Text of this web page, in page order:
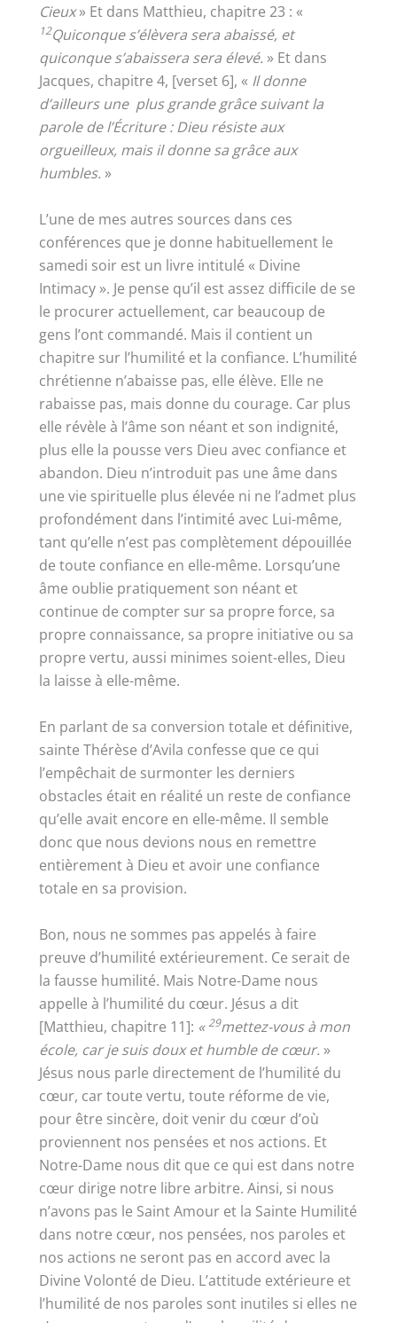
Cieux» Et dans Matthieu, chapitre 23 : «
12Quiconque s’élèvera sera abaissé, et
quiconque s’abaissera sera élevé. » Et dans
Jacques, chapitre 4, [verset 6], « Il donne
d’ailleurs une plus grande grâce suivant la
parole de l’Écriture : Dieu résiste aux
orgueilleux, mais il donne sa grâce aux
humbles. »
L’une de mes autres sources dans ces
conférences que je donne habituellement le
samedi soir est un livre intitulé « Divine
Intimacy ». Je pense qu’il est assez difficile de se
le procurer actuellement, car beaucoup de
gens l’ont commandé. Mais il contient un
chapitre sur l’humilité et la confiance. L’humilité
chrétienne n’abaisse pas, elle élève. Elle ne
rabaisse pas, mais donne du courage. Car plus
elle révèle à l’âme son néant et son indignité,
plus elle la pousse vers Dieu avec confiance et
abandon. Dieu n’introduit pas une âme dans
une vie spirituelle plus élevée ni ne l’admet plus
profondément dans l’intimité avec Lui-même,
tant qu’elle n’est pas complètement dépouillée
de toute confiance en elle-même. Lorsqu’une
âme oublie pratiquement son néant et
continue de compter sur sa propre force, sa
propre connaissance, sa propre initiative ou sa
propre vertu, aussi minimes soient-elles, Dieu
la laisse à elle-même.
En parlant de sa conversion totale et définitive,
sainte Thérèse d’Avila confesse que ce qui
l’empêchait de surmonter les derniers
obstacles était en réalité un reste de confiance
qu’elle avait encore en elle-même. Il semble
donc que nous devions nous en remettre
entièrement à Dieu et avoir une confiance
totale en sa provision.
Bon, nous ne sommes pas appelés à faire
preuve d’humilité extérieurement. Ce serait de
la fausse humilité. Mais Notre-Dame nous
appelle à l’humilité du cœur. Jésus a dit
[Matthieu, chapitre 11]: «29mettez-vous à mon
école, car je suis doux et humble de cœur. »
Jésus nous parle directement de l’humilité du
cœur, car toute vertu, toute réforme de vie,
pour être sincère, doit venir du cœur d’où
proviennent nos pensées et nos actions. Et
Notre-Dame nous dit que ce qui est dans notre
cœur dirige notre libre arbitre. Ainsi, si nous
n’avons pas le Saint Amour et la Sainte Humilité
dans notre cœur, nos pensées, nos paroles et
nos actions ne seront pas en accord avec la
Divine Volonté de Dieu. L’attitude extérieure et
l’humilité de nos paroles sont inutiles si elles ne